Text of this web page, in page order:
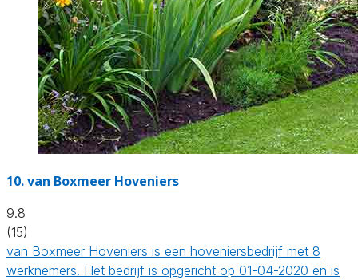
10.van Boxmeer Hoveniers
9.8
(15)
van Boxmeer Hoveniers is een hoveniersbedrijf met 8
werknemers. Het bedrijf is opgericht op 01-04-2020 en is